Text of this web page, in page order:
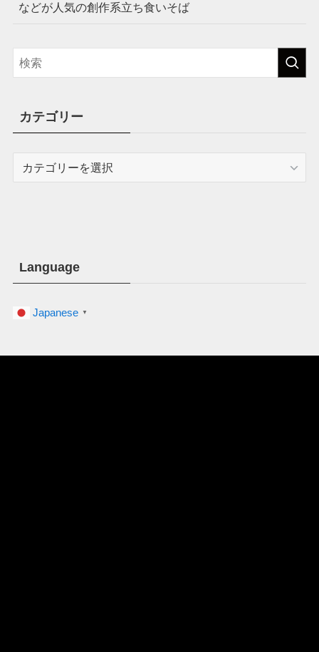
などが人気の創作系立ち食いそば
カテゴリー
Language
Japanese ▼